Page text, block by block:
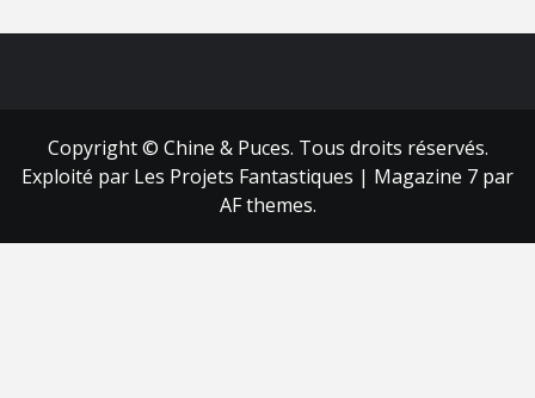
Copyright © Chine & Puces. Tous droits réservés.
Exploité par Les Projets Fantastiques | Magazine 7 par
AF themes.